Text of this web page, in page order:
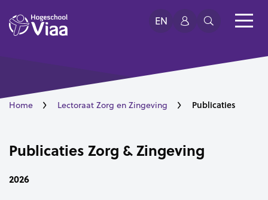
EN
Home Lectoraat Zorg en Zingeving Publicaties
Publicaties Zorg & Zingeving
2026